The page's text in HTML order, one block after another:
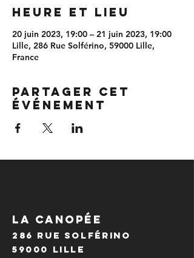
Heure et lieu
20 juin 2023, 19:00 – 21 juin 2023, 19:00
Lille, 286 Rue Solférino, 59000 Lille,
France
Partager cet
événement
LA CANOPÉE
286 Rue Solférino
59000 Lille